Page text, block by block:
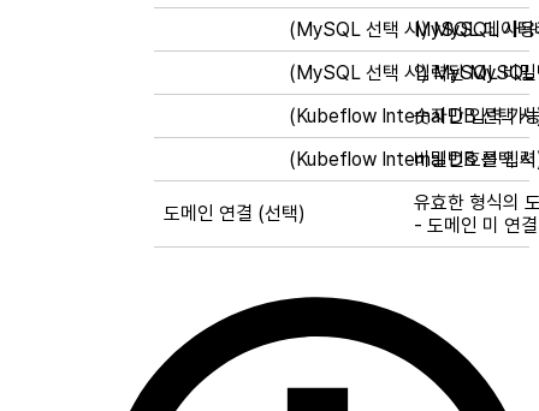
(MySQL 선택 시) MySQL 사
MySQL 데이터
(MySQL 선택 시) MySQL 비밀
입력된 MySQL
(Kubeflow Internal DB 선택 시
숫자만 입력 가
(Kubeflow Internal DB 선택 시
비밀번호를 입력
도메인 연결 (선택)
유효한 형식의
- 도메인 미 연